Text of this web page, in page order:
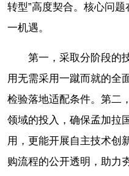
转型”高度契合。核心问
一机遇。
第一，采取分阶段的
用无需采用一蹴而就的全
检验落地适配条件。第二
领域的投入，确保孟加拉
用，更能开展自主技术创
购流程的公开透明，助力